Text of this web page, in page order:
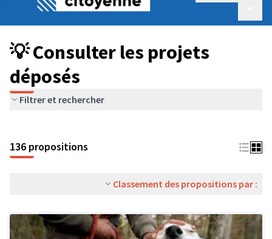
Budget Participatif JEUNESSE 2024
💡 Consulter les projets déposés
💡 Consulter les projets
déposés
Filtrer et rechercher
136 propositions
Classement des propositions par :